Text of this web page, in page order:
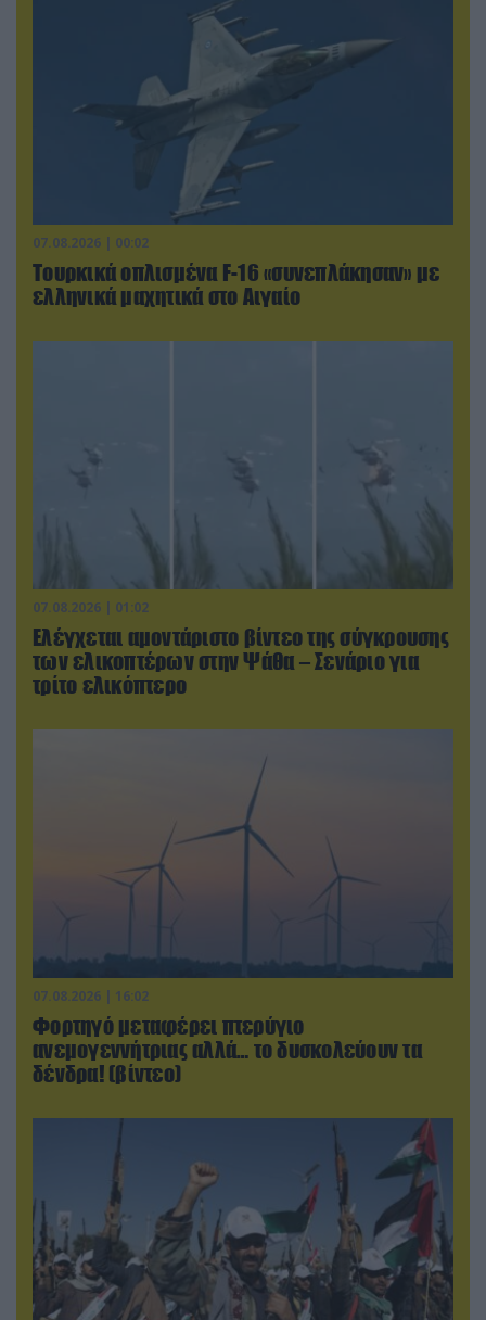
07.08.2026 | 00:02
Τουρκικά οπλισμένα F-16 «συνεπλάκησαν» με
ελληνικά μαχητικά στο Αιγαίο
07.08.2026 | 01:02
Ελέγχεται αμοντάριστο βίντεο της σύγκρουσης
των ελικοπτέρων στην Ψάθα – Σενάριο για
τρίτο ελικόπτερο
07.08.2026 | 16:02
Φορτηγό μεταφέρει πτερύγιο
ανεμογεννήτριας αλλά… το δυσκολεύουν τα
δένδρα! (βίντεο)